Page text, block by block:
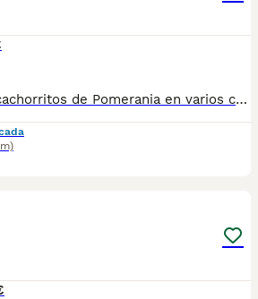
Tenemos adorables cachorritos de Pomerania en varios colores 🤍🖤🤎, tanto machos como hembras, listos para llenar tu hogar de amor y alegría. Nuestros pequeños han sido criados con mucho amor, cariño y dedicación, en un ambiente familiar donde reciben atención diaria, mimos y cuidados de calidad 🐾💖. Son juguetones, dulces y con ese carácter tan especial que hace del Pomerania una raza única. Perfectos como compañeros fieles y llenos de ternura 🐶✨ 💌 Si buscas un nuevo miembro para tu familia, uno de nuestros bebés puede ser el indicado. 📩 Para más información hablame por WhatsApp 687 482 079 y te mandamos fotos y todo lo que necesites,no dudes en escribirnos.